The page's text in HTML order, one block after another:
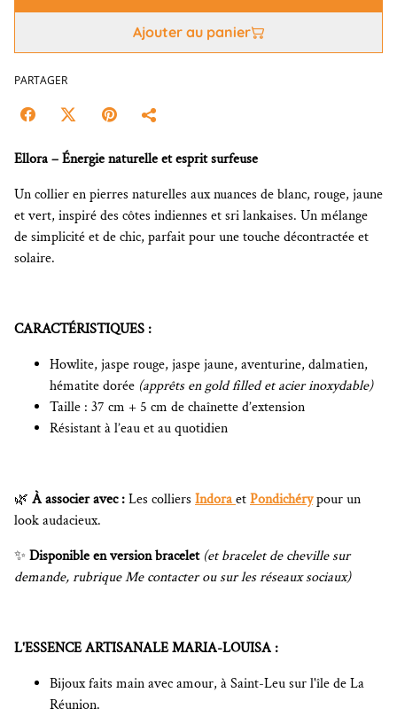
Ajouter au panier
PARTAGER
Ellora – Énergie naturelle et esprit surfeuse
Un collier en pierres naturelles aux nuances de blanc, rouge, jaune
et vert, inspiré des côtes indiennes et sri lankaises. Un mélange
de simplicité et de chic, parfait pour une touche décontractée et
solaire.
CARACTÉRISTIQUES :
Howlite, jaspe rouge, jaspe jaune, aventurine, dalmatien,
hématite dorée (apprêts en gold filled et acier inoxydable)
Taille : 37 cm + 5 cm de chaînette d’extension
Résistant à l’eau et au quotidien
🌿 À associer avec :Les colliers IndoraetPondichérypour un
look audacieux.
✨ Disponible en version bracelet(et bracelet de cheville sur
demande, rubrique Me contacter ou sur les réseaux sociaux)
L'ESSENCE ARTISANALE MARIA-LOUISA :
Bijoux faits main avec amour, à Saint-Leu sur l'île de La
Réunion.